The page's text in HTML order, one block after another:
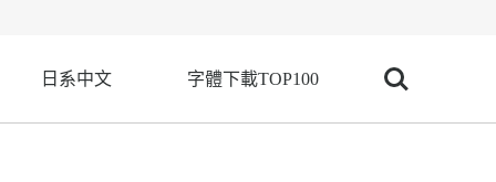
日系中文 字體下載TOP100